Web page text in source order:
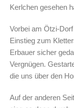
Kerlchen gesehen
Vorbei am Ötzi-
Einstieg zum
Erbauer sicher
Vergnügen.
die uns über den
Auf der anderen